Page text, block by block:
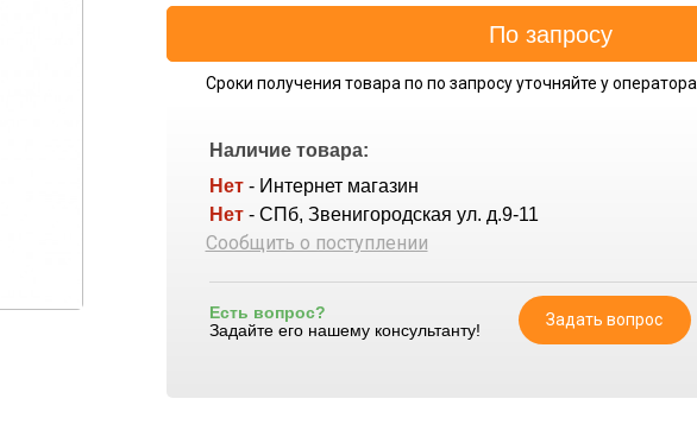
Сроки получения товара по по запросу уточняйте у оператора
Наличие товара:
Нет - Интернет магазин
Нет - СПб, Звенигородская ул. д.9-11
Сообщить о поступлении
Есть вопрос?
Задайте его нашему консультанту!
Задать вопрос